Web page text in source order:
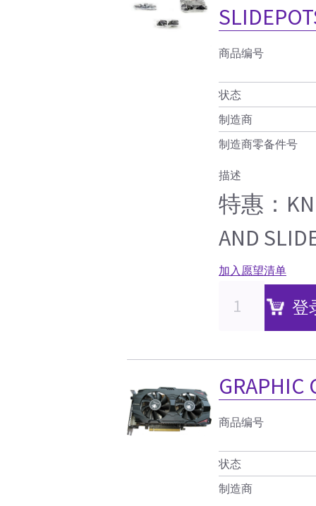
商品编号
状态
制造商
制造商零备件号
描述
特惠：
AND
加入愿望清单
登
GRAPHIC
商品编号
状态
制造商